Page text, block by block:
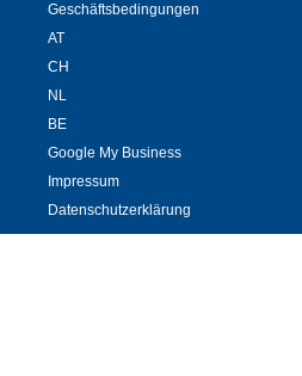
Geschäftsbedingungen
AT
CH
NL
BE
Google My Business
Impressum
Datenschutzerklärung